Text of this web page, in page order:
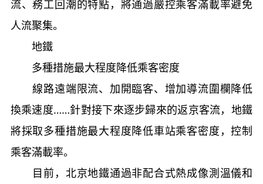
流、務工回潮的特點，將通過嚴控乘客滿載率避免
人流聚集。
地鐵
多種措施最大程度降低乘客密度
線路遠端限流、加開臨客、增加導流圍欄降低
換乘速度……針對接下來逐步歸來的返京客流，地鐵
將採取多種措施最大程度降低車站乘客密度，控制
乘客滿載率。
目前，北京地鐵通過非配合式熱成像測溫儀和